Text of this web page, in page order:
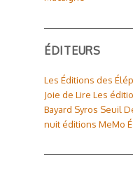
ÉDITEURS
Les Éditions des
Joie de Lire Les
Bayard Syros Seuil
nuit éditions MeMo